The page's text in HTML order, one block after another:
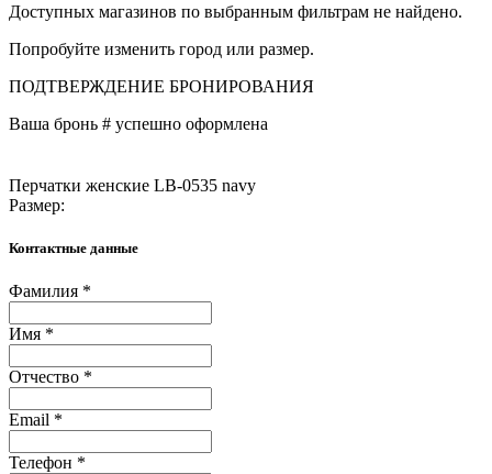
Доступных магазинов по выбранным фильтрам не найдено.
Попробуйте изменить город или размер.
ПОДТВЕРЖДЕНИЕ БРОНИРОВАНИЯ
Ваша бронь # успешно оформлена
Перчатки женские LB-0535 navy
Размер:
Контактные данные
Фамилия *
Имя *
Отчество *
Email *
Телефон *